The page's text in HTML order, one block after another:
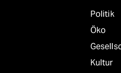
Politik
Öko
Kultur